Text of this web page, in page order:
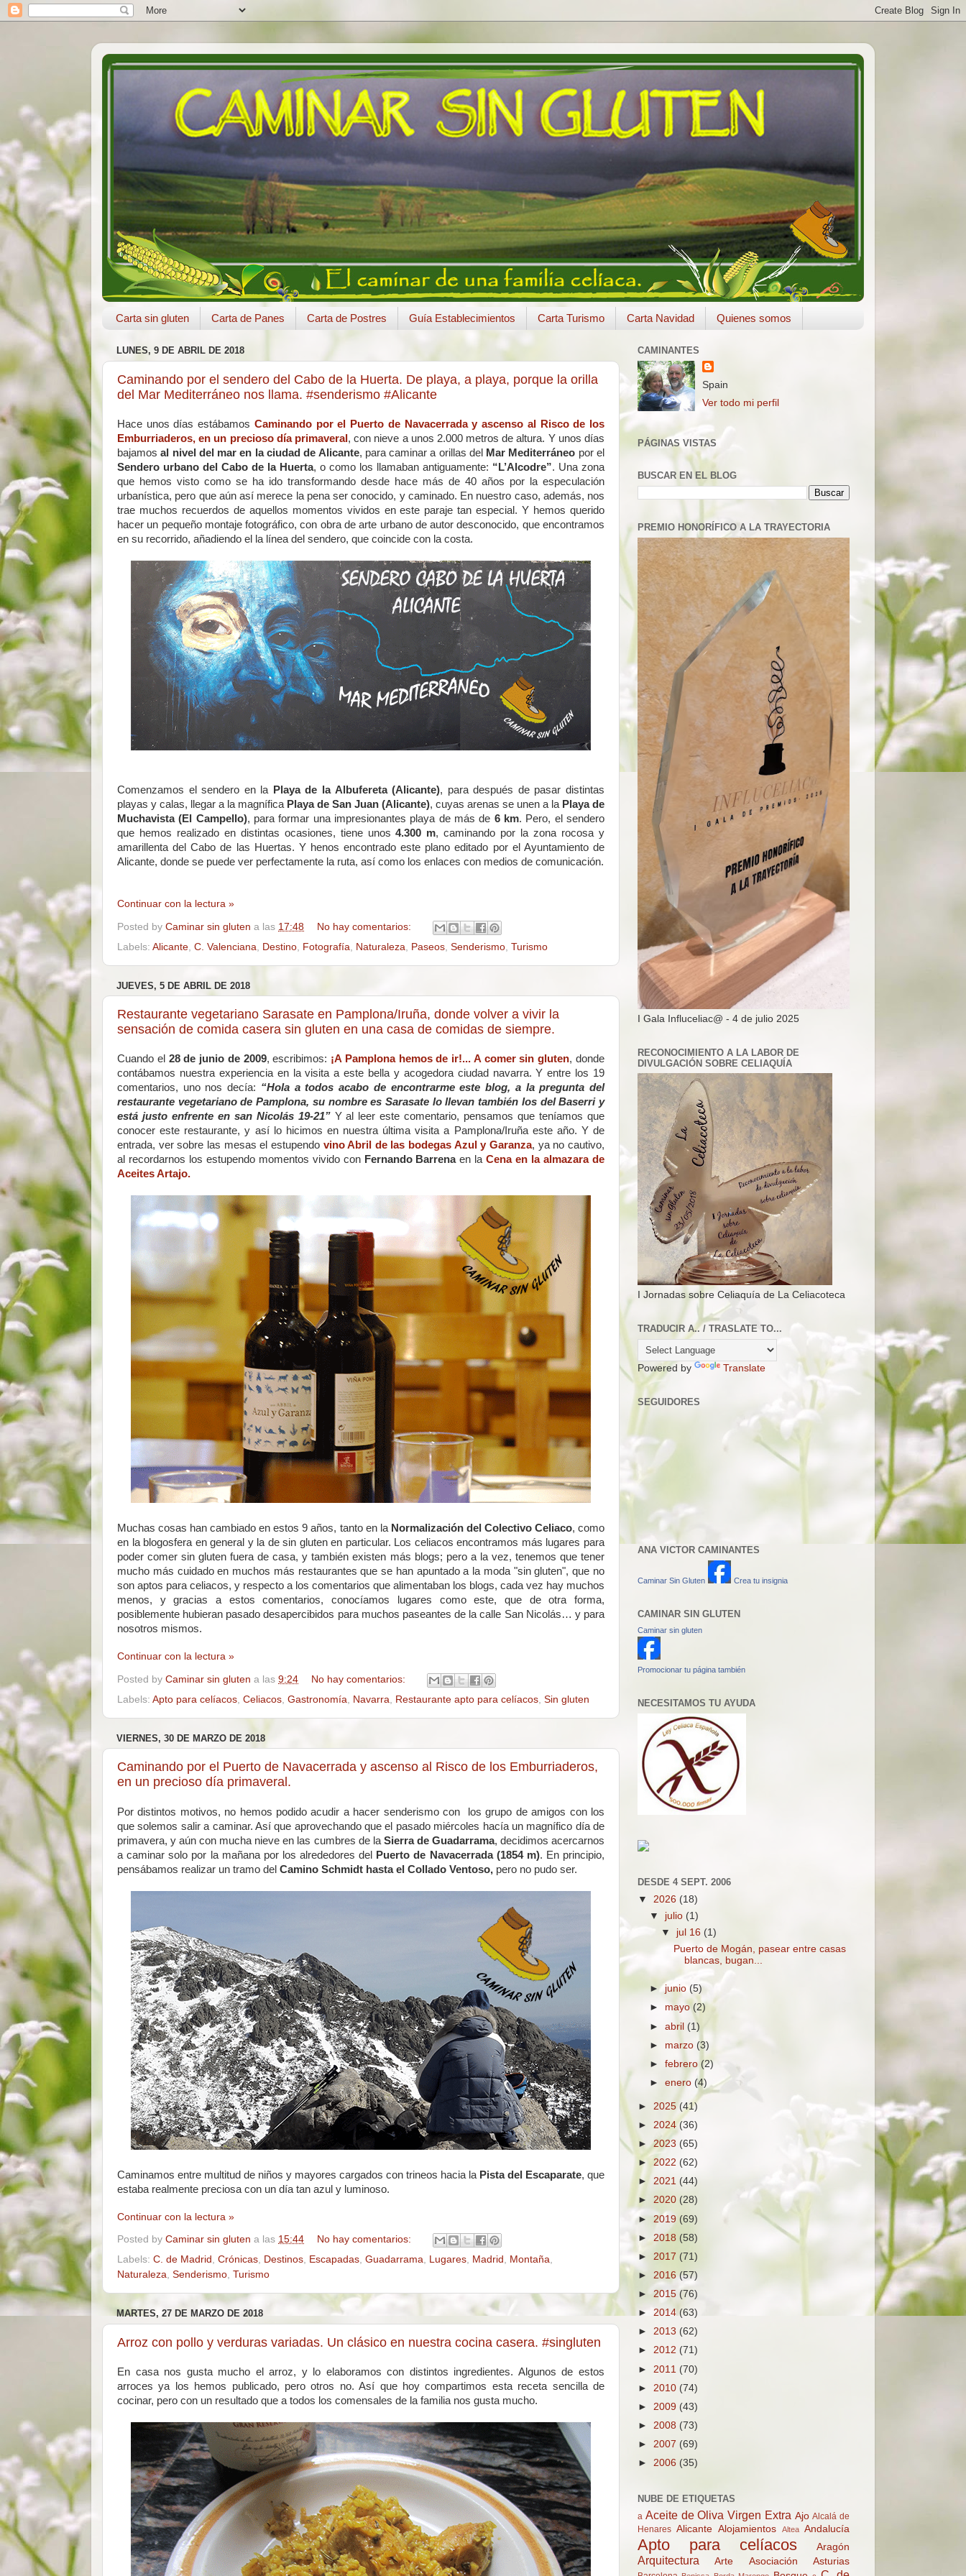
Carta sin gluten Carta de Panes Carta de Postres Guía Establecimientos Carta Turismo Carta Navidad Quienes somos
LUNES, 9 DE ABRIL DE 2018
Caminando por el sendero del Cabo de la Huerta. De playa, a playa, porque la orilla
del Mar Mediterráneo nos llama. #senderismo #Alicante
Hace unos días estábamos Caminando por el Puerto de Navacerrada y ascenso al Risco de los
Emburriaderos, en un precioso día primaveral , con nieve a unos 2.000 metros de altura. Y unos días
bajamosal nivel del mar en la ciudad de Alicante, para caminar a orillas del Mar Mediterráneo por el
Sendero urbano del Cabo de la Huerta, o como los llamaban antiguamente: “L’Alcodre”. Una zona
que hemos visto como se ha ido transformando desde hace más de 40 años por la especulación
urbanística, pero que aún así merece la pena ser conocido, y caminado. En nuestro caso, además, nos
trae muchos recuerdos de aquellos momentos vividos en este paraje tan especial. Y hemos querido
hacer un pequeño montaje fotográfico, con obra de arte urbano de autor desconocido, que encontramos
en su recorrido, añadiendo el la línea del sendero, que coincide con la costa.
Comenzamos el sendero en la Playa de la Albufereta (Alicante), para después de pasar distintas
playas y calas, llegar a la magnífica Playa de San Juan (Alicante), cuyas arenas se unen a la Playa de
Muchavista (El Campello), para formar una impresionantes playa de más de 6 km. Pero, el sendero
que hemos realizado en distintas ocasiones, tiene unos4.300 m, caminando por la zona rocosa y
amarillenta del Cabo de las Huertas. Y henos encontrado este plano editado por el Ayuntamiento de
Alicante, donde se puede ver perfectamente la ruta, así como los enlaces con medios de comunicación.
Continuar con la lectura »
Posted by Caminar sin gluten a las 17:48
No hay comentarios:
Labels: Alicante C. Valenciana Destino Fotografía Naturaleza Paseos Senderismo Turismo
JUEVES, 5 DE ABRIL DE 2018
Restaurante vegetariano Sarasate en Pamplona/Iruña, donde volver a vivir la
sensación de comida casera sin gluten en una casa de comidas de siempre.
Cuando el 28 de junio de 2009, escribimos: ¡A Pamplona hemos de ir!... A comer sin gluten, donde
contábamos nuestra experiencia en la visita a este bella y acogedora ciudad navarra. Y entre los 19
comentarios, uno nos decía: “Hola a todos acabo de encontrarme este blog, a la pregunta del
restaurante vegetariano de Pamplona, su nombre es Sarasate lo llevan también los del Baserri y
está justo enfrente en san Nicolás 19-21”Y al leer este comentario, pensamos que teníamos que
conocer este restaurante, y así lo hicimos en nuestra última visita a Pamplona/Iruña este año. Y de
entrada, ver sobre las mesas el estupendo vino Abril de las bodegas Azul y Garanza, ya no cautivo,
al recordarnos los estupendo momentos vivido con Fernando Barrenaen laCena en la almazara de
Aceites Artajo.
Muchas cosas han cambiado en estos 9 años, tanto en la Normalización del Colectivo Celiaco, como
en la blogosfera en general y la de sin gluten en particular. Los celiacos encontramos más lugares para
poder comer sin gluten fuera de casa, y también existen más blogs; pero a la vez, tenemos que tener
mucho más cuidado en muchos más restaurantes que se han apuntado a la moda "sin gluten", que no
son aptos para celiacos, y respecto a los comentarios que alimentaban los blogs, cada vez hay muchos
menos, y gracias a estos comentarios, conocíamos lugares como este, que de otra forma,
posiblemente hubieran pasado desapercibidos para muchos paseantes de la calle San Nicolás… y para
nosotros mismos.
Continuar con la lectura »
Posted by Caminar sin gluten a las 9:24
No hay comentarios:
Labels: Apto para celíacos Celiacos Gastronomía Navarra Restaurante apto para celíacos Sin gluten
VIERNES, 30 DE MARZO DE 2018
Caminando por el Puerto de Navacerrada y ascenso al Risco de los Emburriaderos,
en un precioso día primaveral.
Por distintos motivos, no hemos podido acudir a hacer senderismo con los grupo de amigos con los
que solemos salir a caminar. Así que aprovechando que el pasado miércoles hacía un magnífico día de
primavera, y aún con mucha nieve en las cumbres de la Sierra de Guadarrama, decidimos acercarnos
a caminar solo por la mañana por los alrededores del Puerto de Navacerrada (1854 m). En principio,
pensábamos realizar un tramo del Camino Schmidt hasta el Collado Ventoso, pero no pudo ser.
Caminamos entre multitud de niños y mayores cargados con trineos hacia la Pista del Escaparate, que
estaba realmente preciosa con un día tan azul y luminoso.
Continuar con la lectura »
Posted by Caminar sin gluten a las 15:44
No hay comentarios:
Labels: C. de Madrid , Crónicas, Destinos, Escapadas, Guadarrama, Lugares, Madrid , Montaña,
Naturaleza, Senderismo, Turismo
MARTES, 27 DE MARZO DE 2018
Arroz con pollo y verduras variadas. Un clásico en nuestra cocina casera. #singluten
En casa nos gusta mucho el arroz, y lo elaboramos con distintos ingredientes. Algunos de estos
arroces ya los hemos publicado, pero otros no. Así que hoy compartimos esta receta sencilla de
cocinar, pero con un resultado que a todos los comensales de la familia nos gusta mucho.
CAMINANTES
Spain
Ver todo mi perfil
PÁGINAS VISTAS
BUSCAR EN EL BLOG
PREMIO HONORÍFICO A LA TRAYECTORIA
I Gala Influceliac@ - 4 de julio 2025
RECONOCIMIENTO A LA LABOR DE
DIVULGACIÓN SOBRE CELIAQUÍA
I Jornadas sobre Celiaquía de La Celiacoteca
TRADUCIR A.. / TRASLATE TO...
Powered by Translate
SEGUIDORES
ANA VICTOR CAMINANTES
Caminar Sin Gluten Crea tu insignia
CAMINAR SIN GLUTEN
Caminar sin gluten
Promocionar tu página también
NECESITAMOS TU AYUDA
DESDE 4 SEPT. 2006
▼ 2026 (18)
▼ julio (1)
▼ jul 16 (1)
Puerto de Mogán, pasear entre casas
blancas, bugan...
►junio (5)
► mayo(2)
►abril (1)
► marzo(3)
►febrero (2)
►enero (4)
► 2025 (41)
► 2024(36)
►2023 (65)
► 2022 (62)
► 2021 (44)
► 2020 (28)
► 2019 (69)
► 2018 (58)
► 2017 (71)
► 2016(57)
► 2015 (76)
► 2014 (63)
► 2013 (62)
► 2012 (71)
► 2011 (70)
► 2010 (74)
► 2009 (43)
► 2008 (73)
► 2007 (69)
► 2006 (35)
NUBE DE ETIQUETAS
a Aceite de Oliva Virgen Extra Ajo Alcalá de
Henares Alicante Alojamientos Altea Andalucía
Apto para celíacos Aragón
Arquitectura Arte Asociación Asturias